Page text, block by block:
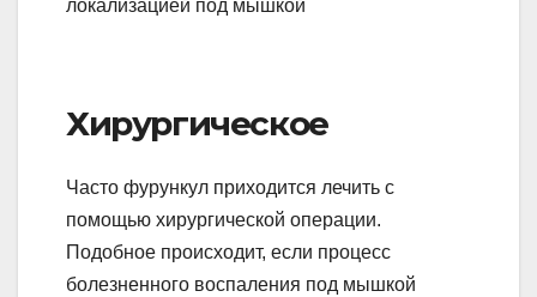
Хирургическое
Часто фурункул приходится лечить с
помощью хирургической операции.
Подобное происходит, если процесс
болезненного воспаления под мышкой